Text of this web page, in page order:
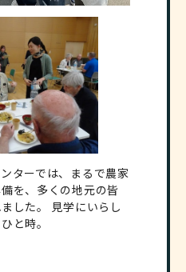
ターでは、まるで農家
を、多くの地元の皆
した。 見学にいらし
と時。